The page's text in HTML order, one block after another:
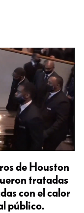
de Houston
tratadas
con el calor
público.